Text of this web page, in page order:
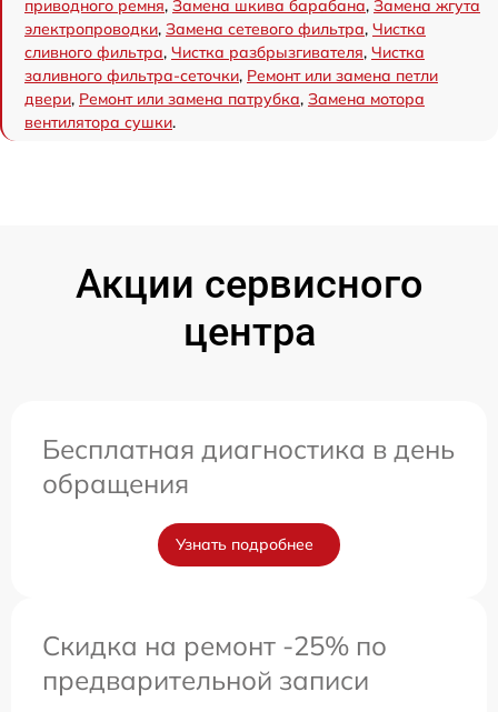
приводного ремня, Замена шкива барабана, Замена жгута
электропроводки, Замена сетевого фильтра, Чистка
сливного фильтра, Чистка разбрызгивателя, Чистка
заливного фильтра-сеточки, Ремонт или замена петли
двери, Ремонт или замена патрубка, Замена мотора
вентилятора сушки.
Акции сервисного
центра
Бесплатная диагностика в день
обращения
Узнать подробнее
Скидка на ремонт -25% по
предварительной записи